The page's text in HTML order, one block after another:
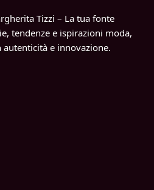
Tizzi – La tua fonte
tendenze e ispirazioni moda,
e innovazione.